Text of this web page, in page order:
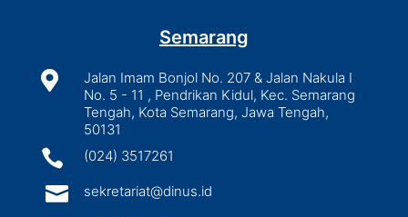
Semarang

Jalan Imam Bonjol No. 207 & Jalan Nakula I
No. 5 - 11 , Pendrikan Kidul, Kec. Semarang
Tengah, Kota Semarang, Jawa Tengah,
50131
 (024) 3517261
 sekretariat@dinus.id